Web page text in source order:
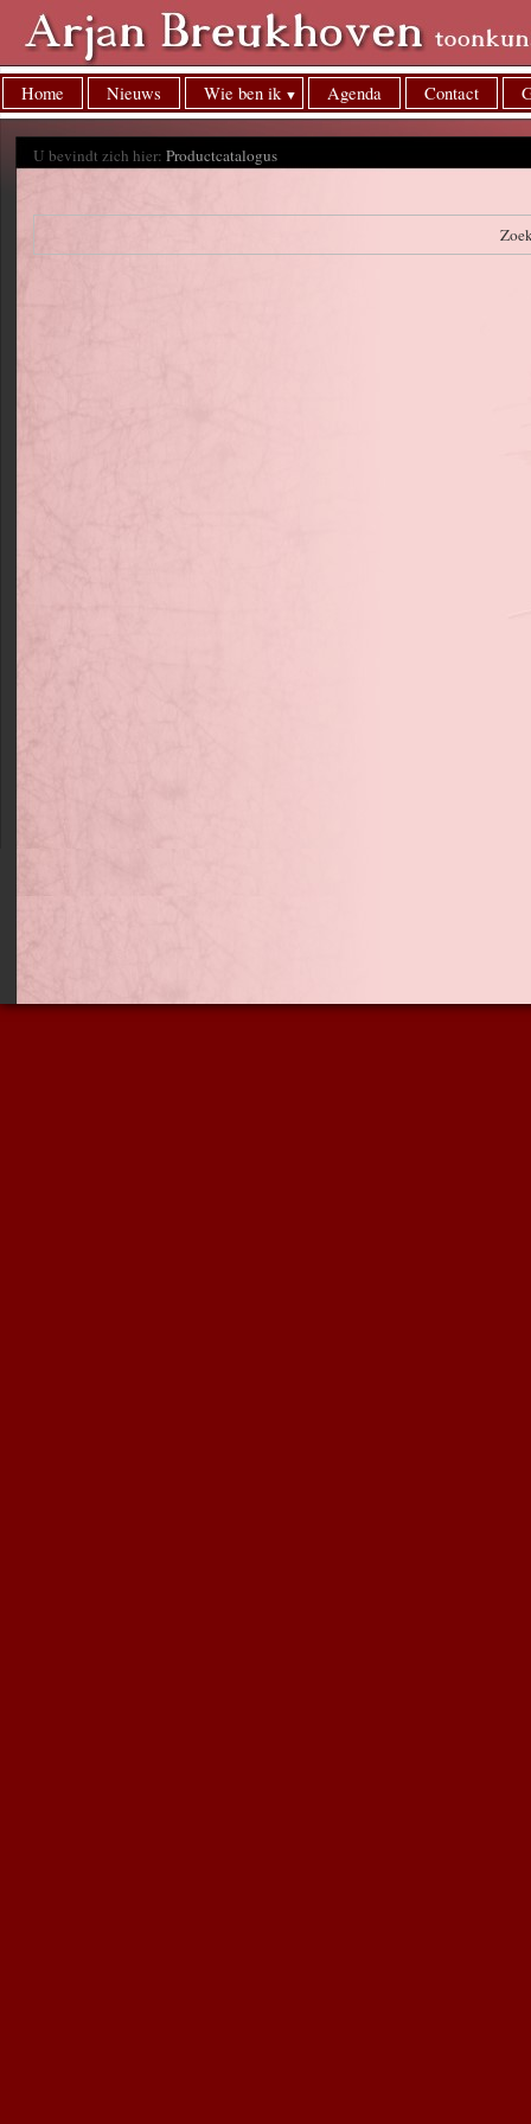
Home Nieuws Wie ben ik Agenda Contact
U bevindt zich hier: Productcatalogus